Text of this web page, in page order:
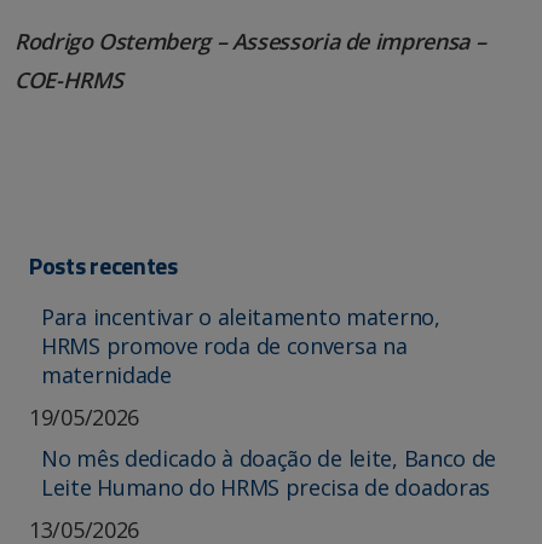
Rodrigo Ostemberg – Assessoria de imprensa –
COE-HRMS
Posts recentes
Para incentivar o aleitamento materno,
HRMS promove roda de conversa na
maternidade
19/05/2026
No mês dedicado à doação de leite, Banco de
Leite Humano do HRMS precisa de doadoras
13/05/2026